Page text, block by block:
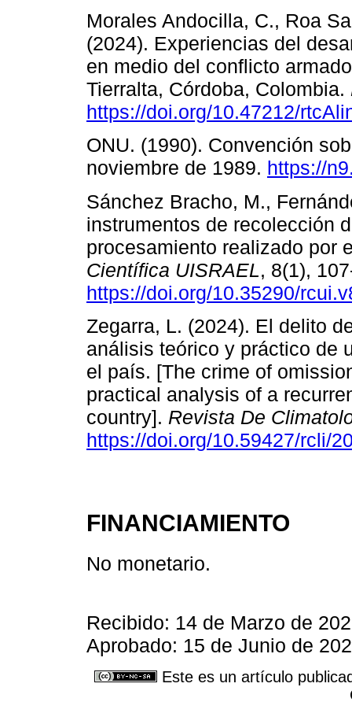
Morales Andocilla, C., Roa
(2024). Experiencias del
en medio del conflicto
Tierralta, Córdoba, Colombia.
https://doi.org/10.47212/
ONU. (1990). Convención
noviembre de 1989. https://
Sánchez Bracho, M.,
instrumentos de recolección
procesamiento realizado por
Científica UISRAEL, 8(1),
https://doi.org/10.35290/
Zegarra, L. (2024). El delito
análisis teórico y práctico de
el país. [The crime of
practical analysis of a
country]. Revista De
https://doi.org/10.59427/rcli/
FINANCIAMIENTO
No monetario.
Recibido: 14 de Marzo de
Aprobado: 15 de Junio de
Este es un artículo